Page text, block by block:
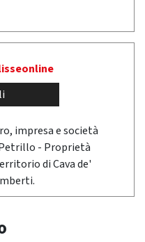
impresa e società
- Proprietà
di Cava de'